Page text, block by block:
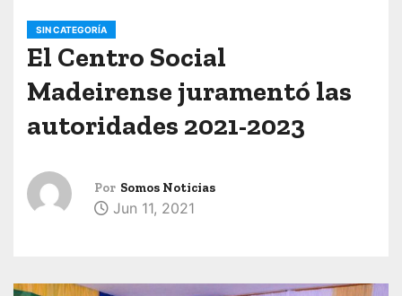
SIN CATEGORÍA
El Centro Social
Madeirense juramentó las
autoridades 2021-2023
Por Somos Noticias
Jun 11, 2021